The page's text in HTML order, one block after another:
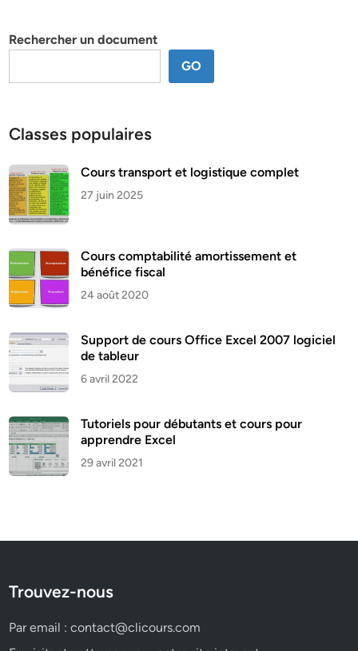
Rechercher un document
GO
Classes populaires
Cours transport et logistique complet
27 juin 2025
Cours comptabilité amortissement et
bénéfice fiscal
24 août 2020
Support de cours Office Excel 2007 logiciel
de tableur
6 avril 2022
Tutoriels pour débutants et cours pour
apprendre Excel
29 avril 2021
Trouvez-nous
Par email :contact@clicours.com